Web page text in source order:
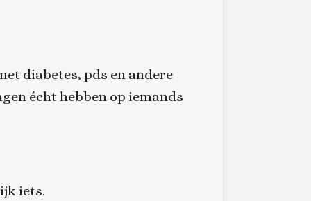
diabetes, pds en andere
écht hebben op iemands
iets.